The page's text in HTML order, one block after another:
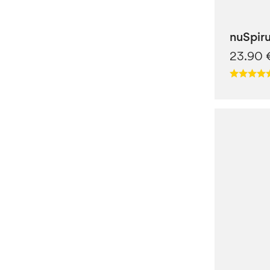
23.90